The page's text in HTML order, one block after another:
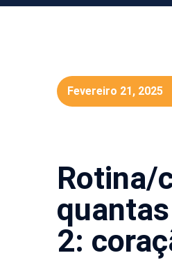
Fevereiro 21, 2025
Rotina/
2: